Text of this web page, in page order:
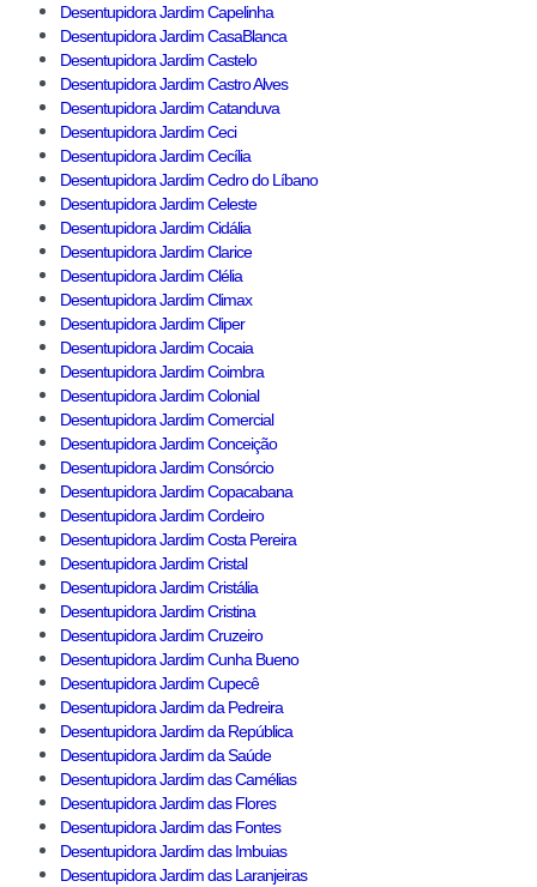
Desentupidora Jardim Capelinha
Desentupidora Jardim CasaBlanca
Desentupidora Jardim Castelo
Desentupidora Jardim Castro Alves
Desentupidora Jardim Catanduva
Desentupidora Jardim Ceci
Desentupidora Jardim Cecília
Desentupidora Jardim Cedro do Líbano
Desentupidora Jardim Celeste
Desentupidora Jardim Cidália
Desentupidora Jardim Clarice
Desentupidora Jardim Clélia
Desentupidora Jardim Climax
Desentupidora Jardim Cliper
Desentupidora Jardim Cocaia
Desentupidora Jardim Coimbra
Desentupidora Jardim Colonial
Desentupidora Jardim Comercial
Desentupidora Jardim Conceição
Desentupidora Jardim Consórcio
Desentupidora Jardim Copacabana
Desentupidora Jardim Cordeiro
Desentupidora Jardim Costa Pereira
Desentupidora Jardim Cristal
Desentupidora Jardim Cristália
Desentupidora Jardim Cristina
Desentupidora Jardim Cruzeiro
Desentupidora Jardim Cunha Bueno
Desentupidora Jardim Cupecê
Desentupidora Jardim da Pedreira
Desentupidora Jardim da República
Desentupidora Jardim da Saúde
Desentupidora Jardim das Camélias
Desentupidora Jardim das Flores
Desentupidora Jardim das Fontes
Desentupidora Jardim das Imbuias
Desentupidora Jardim das Laranjeiras